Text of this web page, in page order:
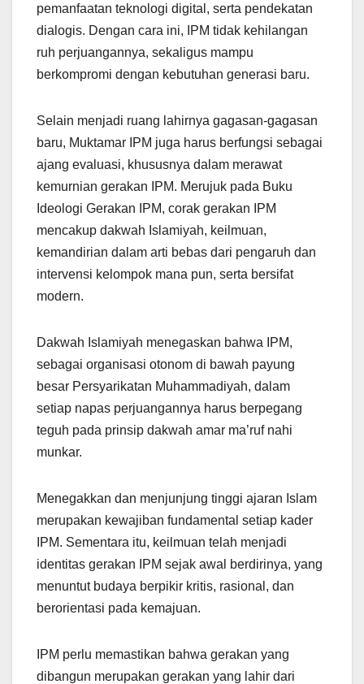
pemanfaatan teknologi digital, serta pendekatan
dialogis. Dengan cara ini, IPM tidak kehilangan
ruh perjuangannya, sekaligus mampu
berkompromi dengan kebutuhan generasi baru.
Selain menjadi ruang lahirnya gagasan-gagasan
baru, Muktamar IPM juga harus berfungsi sebagai
ajang evaluasi, khususnya dalam merawat
kemurnian gerakan IPM. Merujuk pada Buku
Ideologi Gerakan IPM, corak gerakan IPM
mencakup dakwah Islamiyah, keilmuan,
kemandirian dalam arti bebas dari pengaruh dan
intervensi kelompok mana pun, serta bersifat
modern.
Dakwah Islamiyah menegaskan bahwa IPM,
sebagai organisasi otonom di bawah payung
besar Persyarikatan Muhammadiyah, dalam
setiap napas perjuangannya harus berpegang
teguh pada prinsip dakwah amar ma’ruf nahi
munkar.
Menegakkan dan menjunjung tinggi ajaran Islam
merupakan kewajiban fundamental setiap kader
IPM. Sementara itu, keilmuan telah menjadi
identitas gerakan IPM sejak awal berdirinya, yang
menuntut budaya berpikir kritis, rasional, dan
berorientasi pada kemajuan.
IPM perlu memastikan bahwa gerakan yang
dibangun merupakan gerakan yang lahir dari